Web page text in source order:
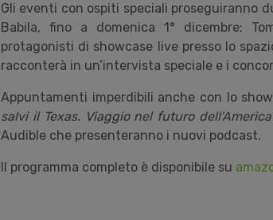
Gli eventi con ospiti speciali proseguiranno
Babila, fino a domenica 1° dicembre:
protagonisti di showcase live presso lo
racconterà in un’intervista speciale e i
Appuntamenti imperdibili anche con lo
salvi il Texas. Viaggio nel futuro dell'America
Audible che presenteranno i nuovi podcast.
Il programma completo è disponibile su